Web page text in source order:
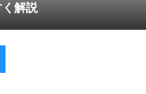
解説